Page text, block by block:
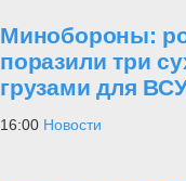
Минобороны:
поразили три
грузами для
16:00 Новости